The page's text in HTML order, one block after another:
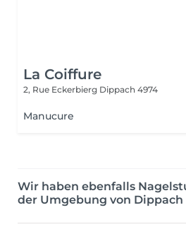
La Coiffure
2, Rue Eckerbierg Dippach 4974
Manucure
Wir haben ebenfalls
der Umgebung von